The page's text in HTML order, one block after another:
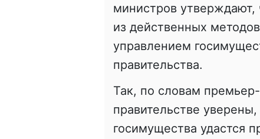
министров утверждают,
из действенных
управлением
правительства.
Так, по словам
правительстве
госимущества удастся